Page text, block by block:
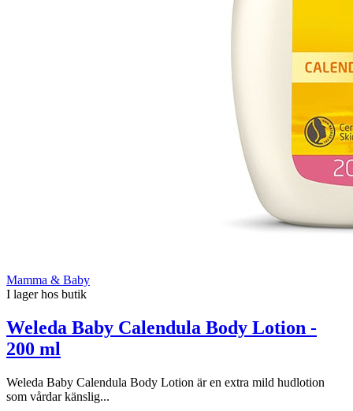
Mamma & Baby
I lager hos butik
Weleda Baby Calendula Body Lotion -
200 ml
Weleda Baby Calendula Body Lotion är en extra mild hudlotion
som vårdar känslig...